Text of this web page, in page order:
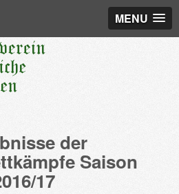
MENU
der
Saison
17